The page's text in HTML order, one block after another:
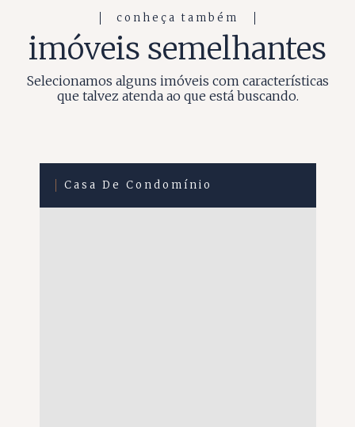
conheça também
imóveis semelhantes
Selecionamos alguns imóveis com características
que talvez atenda ao que está buscando.
Casa De Condomínio